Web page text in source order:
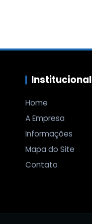
Institucional
Home
A Empresa
Informações
Mapa do Site
Contato